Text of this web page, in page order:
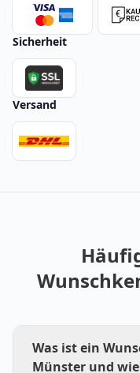
Sicherheit
Versand
Was ist ein
Münster und